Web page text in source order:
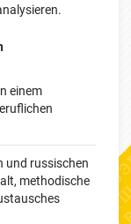
einem
und russischen
methodische